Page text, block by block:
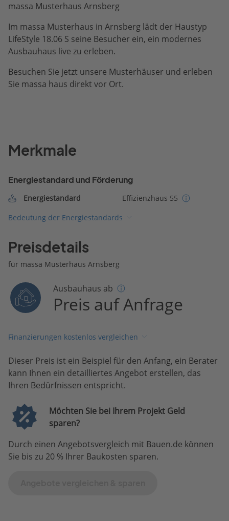
massa Musterhaus Arnsberg
Im massa Musterhaus in Arnsberg lädt der Haustyp
LifeStyle 18.06 S seine Besucher ein, ein modernes
Ausbauhaus live zu erleben.
Besuchen Sie jetzt unsere Musterhäuser und erleben
Sie massa haus direkt vor Ort.
Merkmale
Energiestandard und Förderung
Energiestandard
Effizienzhaus 55
Bedeutung der Energiestandards
Preisdetails
für massa Musterhaus Arnsberg
Ausbauhaus ab
Preis auf Anfrage
Finanzierungen kostenlos vergleichen
Dieser Preis ist ein Beispiel für den Anfang, ein Berater
kann Ihnen ein detailliertes Angebot erstellen, das
Ihren Bedürfnissen entspricht.
Möchten Sie bei Ihrem Projekt Geld
sparen?
Durch einen Angebotsvergleich mit Bauen.de können
Sie bis zu 20 % Ihrer Baukosten sparen.